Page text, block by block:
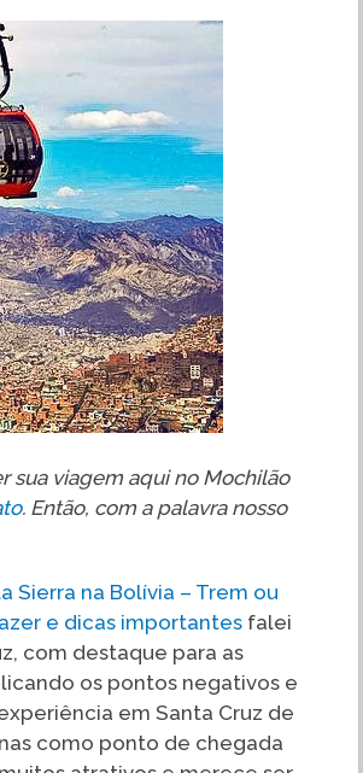
sua viagem aqui no Mochilão
. Então, com a palavra nosso
Sierra na Bolívia – Trem ou
e dicas importantes falei
com destaque para as
os pontos negativos e
em Santa Cruz de
como ponto de chegada